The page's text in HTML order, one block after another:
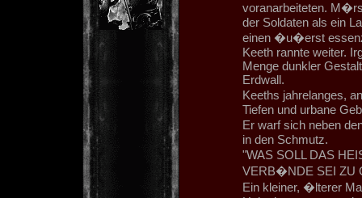
voranarbeiteten.
der Soldaten als ein
einen �u�erst
Keeth rannte weiter.
Menge dunkler
Erdwall.
Keeths jahrelanges,
Tiefen und urbane
Er warf sich neben
in den Schmutz.
"WAS SOLL DAS
VERB�NDE SEI ZU
Ein kleiner, �lterer